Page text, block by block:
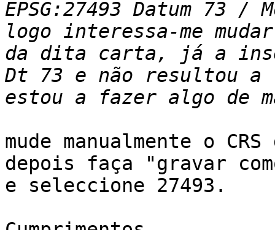
EPSG:27493 Datum 73
logo interessa-me
da dita carta, já a
Dt 73 e não resultou a
mude manualmente o
depois faça "gravar
e seleccione 27493.